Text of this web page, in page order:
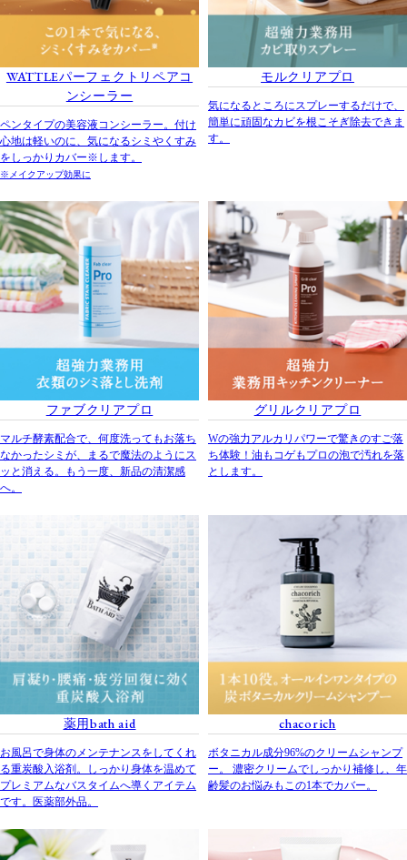
WATTLEパーフェクトリペアコ
ンシーラー
ペンタイプの美容液コンシーラー。付け
心地は軽いのに、気になるシミやくすみ
をしっかりカバー※します。
※メイクアップ効果に
モルクリアプロ
気になるところにスプレーするだけで、
簡単に頑固なカビを根こそぎ除去できま
す。
ファブクリアプロ
マルチ酵素配合で、何度洗ってもお落ち
なかったシミが、まるで魔法のようにス
ッと消える。もう一度、新品の清潔感
へ。
グリルクリアプロ
Wの強力アルカリパワーで驚きのすご落
ち体験！油もコゲもプロの泡で汚れを落
とします。
薬用bath aid
お風呂で身体のメンテナンスをしてくれ
る重炭酸入浴剤。しっかり身体を温めて
プレミアムなバスタイムへ導くアイテム
です。医薬部外品。
chacorich
ボタニカル成分96%のクリームシャンプ
ー。 濃密クリームでしっかり補修し、年
齢髪のお悩みもこの1本でカバー。